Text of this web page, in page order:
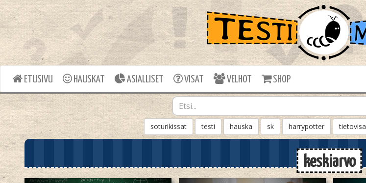
ETUSIVU HAUSKAT ASIALLISET VISAT VELHOT SHOP
soturikissat testi hauska sk harrypotter tietovisa
keskiarvo